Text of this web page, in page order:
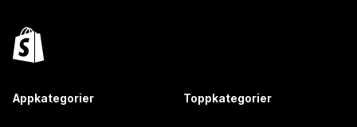
Appkategorier Toppkategorier